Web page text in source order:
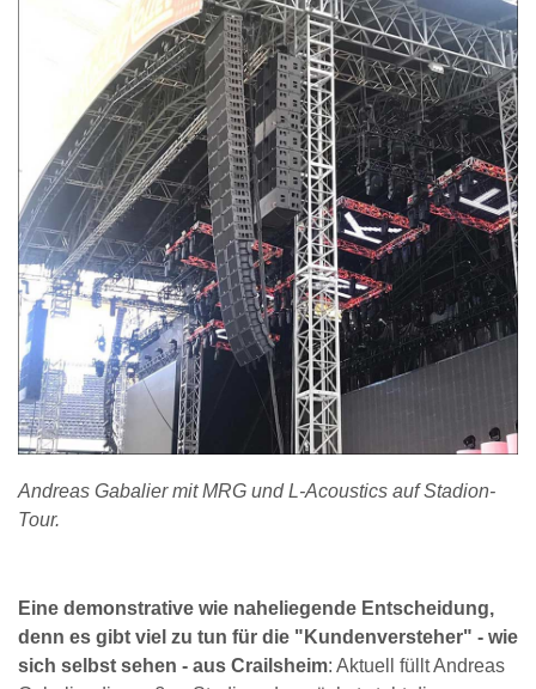
Andreas Gabalier mit MRG und L-Acoustics auf Stadion-
Tour.
Eine demonstrative wie naheliegende Entscheidung,
denn es gibt viel zu tun für die "Kundenversteher" - wie
sich selbst sehen - aus Crailsheim: Aktuell füllt Andreas